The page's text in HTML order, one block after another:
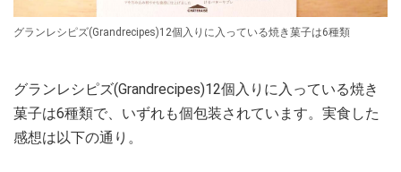
グランレシピズ(Grandrecipes)12個入りに入っている焼き菓子は6種類
グランレシピズ(Grandrecipes)12個入りに入っている焼き
菓子は6種類で、いずれも個包装されています。実食した
感想は以下の通り。